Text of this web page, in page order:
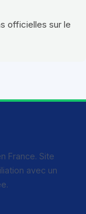
officielles sur le
France. Site
avec un